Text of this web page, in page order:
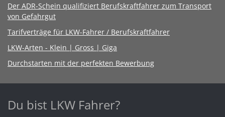
Der ADR-Schein qualifiziert Berufskraftfahrer zum Transport
von Gefahrgut
Tarifverträge für LKW-Fahrer / Berufskraftfahrer
LKW-Arten - Klein | Gross | Giga
Durchstarten mit der perfekten Bewerbung
Du bist LKW Fahrer?